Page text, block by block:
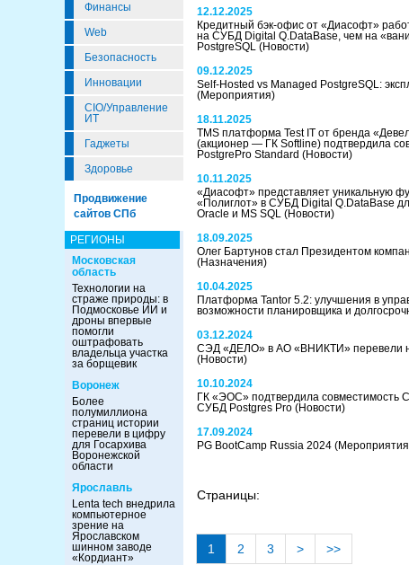
Финансы
Web
Безопасность
Инновации
CIO/Управление
ИТ
Гаджеты
Здоровье
Продвижение
сайтов СПб
РЕГИОНЫ
Московская
область
Технологии на
страже природы: в
Подмосковье ИИ и
дроны впервые
помогли
оштрафовать
владельца участка
за борщевик
Воронеж
Более
полумиллиона
страниц истории
перевели в цифру
для Госархива
Воронежской
области
Ярославль
Lenta tech внедрила
компьютерное
зрение на
Ярославском
шинном заводе
«Кордиант»
12.12.2025
Кредитный бэк-офис от «Диасофт»
на СУБД Digital Q.DataBase, чем на
PostgreSQL (Новости)
09.12.2025
Self-Hosted vs Managed PostgreSQL:
(Мероприятия)
18.11.2025
TMS платформа Test IT от бренда
(акционер — ГК Softline) подтвердила
PostgrePro Standard (Новости)
10.11.2025
«Диасофт» представляет уникальную
«Полиглот» в СУБД Digital Q.DataBase
Oracle и MS SQL (Новости)
18.09.2025
Олег Бартунов стал Президентом
(Назначения)
10.04.2025
Платформа Tantor 5.2: улучшения в
возможности планировщика и
03.12.2024
СЭД «ДЕЛО» в АО «ВНИКТИ» перевели
(Новости)
10.10.2024
ГК «ЭОС» подтвердила совместимость
СУБД Postgres Pro (Новости)
17.09.2024
PG BootCamp Russia 2024
Страницы:
1 2 3 > >>